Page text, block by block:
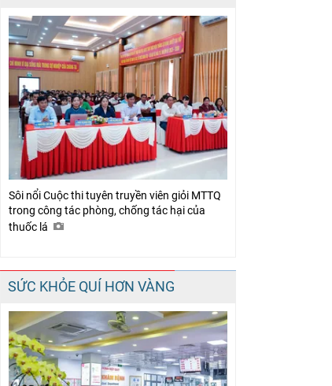
Sôi nổi Cuộc thi tuyên truyền viên giỏi MTTQ
trong công tác phòng, chống tác hại của
thuốc lá
SỨC KHỎE QUÍ HƠN VÀNG